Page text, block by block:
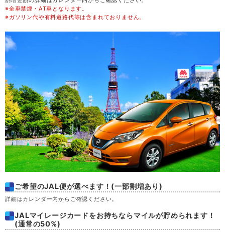
金 21
月 24
火 25
水 26
木 27
金 28
土 29
※全車禁煙・AT車となります。
※ガソリン代や有料道路代等は含まれておりません。
ご希望のJAL便が選べます！(一部割増あり)
詳細はカレンダー内からご確認ください。
JALマイレージカードをお持ちならマイルが貯められます！
(通常の50%)